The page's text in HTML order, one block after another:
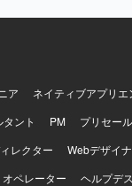
ア ネイティブアプリエ
ント PM プリセー
レクター Webデザイ
オペレーター ヘルプデ